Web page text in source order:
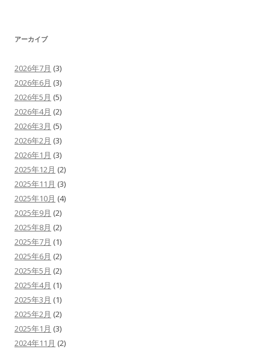
ビ
ー
シ
ョ
ン
アーカイブ
2026年7月 (3)
2026年6月 (3)
2026年5月 (5)
2026年4月 (2)
2026年3月 (5)
2026年2月 (3)
2026年1月 (3)
2025年12月 (2)
2025年11月 (3)
2025年10月 (4)
2025年9月 (2)
2025年8月 (2)
2025年7月 (1)
2025年6月 (2)
2025年5月 (2)
2025年4月 (1)
2025年3月 (1)
2025年2月 (2)
2025年1月 (3)
2024年11月 (2)